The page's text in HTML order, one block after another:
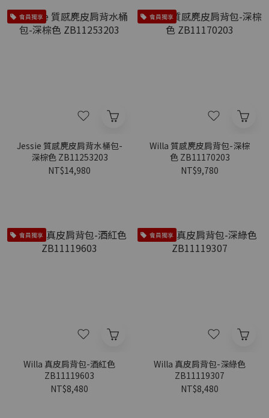
會員獨享
Jessie 質感麂皮肩背水桶包-
深棕色 ZB11253203
NT$14,980
會員獨享
Willa 質感麂皮肩背包-深棕
色 ZB11170203
NT$9,780
會員獨享
Willa 真皮肩背包-酒紅色
ZB11119603
NT$8,480
會員獨享
Willa 真皮肩背包-深綠色
ZB11119307
NT$8,480